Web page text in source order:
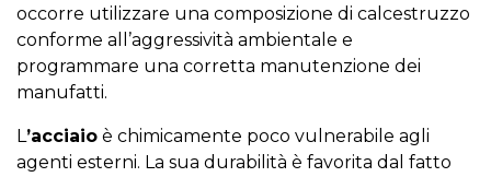
occorre utilizzare una composizione di calcestruzzo
conforme all’aggressività ambientale e
programmare una corretta manutenzione dei
manufatti.
L’acciaio è chimicamente poco vulnerabile agli
agenti esterni. La sua durabilità è favorita dal fatto